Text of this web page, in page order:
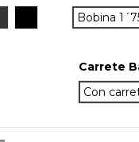
Bobina
Carrete
Con